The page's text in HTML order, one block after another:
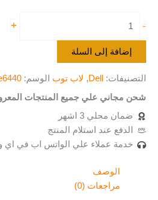
-
+
إضافة إلى السلة
التصنيفات: Dell
, لاب توب الوسم:
شحن مجاني علي جميع المنتجات
ضمان محلي 3 اشهر
الدفع عند استلام المنتج
خدمة عملاء علي الواتس اب في اي
الوصف
مراجعات (0)